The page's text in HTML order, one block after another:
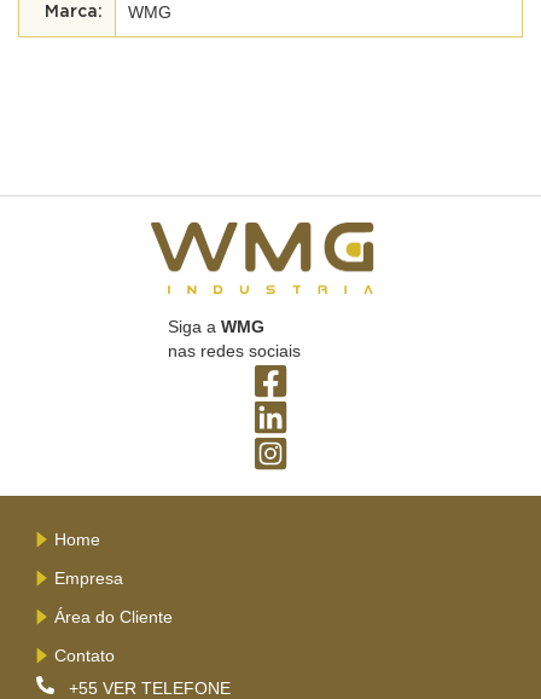
WMG
Siga a WMG
nas redes sociais
Home
Empresa
Área do Cliente
Contato
+55 VER TELEFONE